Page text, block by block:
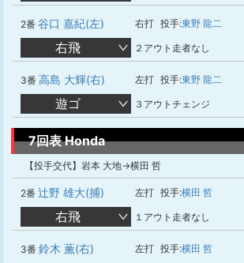
2番 谷口 嘉紀(左) 右打 投手:東野 龍二
右飛 ２アウト走者なし
3番 高島 大輝(右) 左打 投手:東野 龍二
遊ゴ ３アウトチェンジ
7回表 Honda
【投手交代】岩本 大地→横田 哲
2番 辻野 雄大(捕) 左打 投手:横田 哲
右飛 １アウト走者なし
3番 鈴木 薫(右) 左打 投手:横田 哲